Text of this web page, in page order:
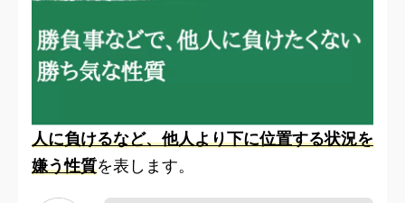
人に負けるなど、他人より下に位置する状況を
嫌う性質を表します。